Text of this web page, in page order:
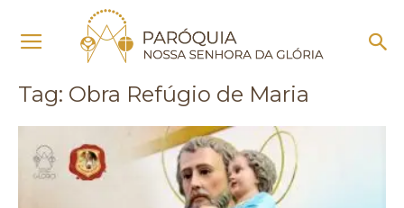
Obra Refúgio de Maria
Tag: Obra Refúgio de Maria